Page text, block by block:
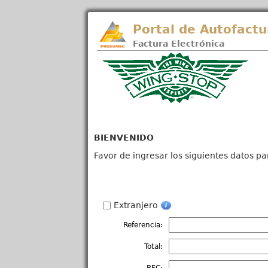
Portal de
Factura Electrónica
BIENVENIDO
Favor de ingresar los siguientes datos
Extranjero
Referencia:
Total: